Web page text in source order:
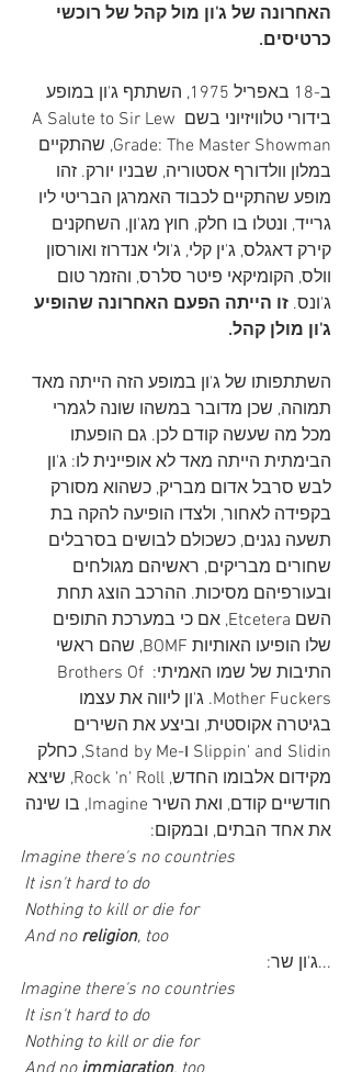
האחרונה של ג'ון מול קהל של רוכשי
כרטיסים.
ב-18 באפריל 1975, השתתף ג'ון במופע
בידורי טלוויזיוני בשם A Salute to Sir Lew
Grade: The Master Showman, שהתקיים
במלון וולדורף אסטוריה, שבניו יורק. זהו
מופע שהתקיים לכבוד האמרגן הבריטי ליו
גרייד, ונטלו בו חלק, חוץ מג'ון, השחקנים
קירק דאגלס, ג'ין קלי, ג'ולי אנדרוז ואורסון
וולס, הקומיקאי פיטר סלרס, והזמר טום
ג'ונס. זו הייתה הפעם האחרונה שהופיע
ג'ון מולן קהל.
השתתפותו של ג'ון במופע הזה הייתה מאד
תמוהה, שכן מדובר במשהו שונה לגמרי
מכל מה שעשה קודם לכן. גם הופעתו
הבימתית הייתה מאד לא אופיינית לו: ג'ון
לבש סרבל אדום מבריק, כשהוא מסורק
בקפידה לאחור, ולצדו הופיעה להקה בת
תשעה נגנים, כשכולם לבושים בסרבלים
שחורים מבריקים, ראשיהם מגולחים
ובעורפיהם מסיכות. ההרכב הוצג תחת
השם Etcetera, אם כי במערכת התופים
שלו הופיעו האותיות BOMF, שהם ראשי
התיבות של שמו האמיתי: Brothers Of
Mother Fuckers. ג'ון ליווה את עצמו
בגיטרה אקוסטית, וביצע את השירים
Slippin' and Slidin ו-Stand by Me, כחלק
מקידום אלבומו החדש, Rock 'n' Roll, שיצא
חודשיים קודם, ואת השיר Imagine, בו שינה
את אחד הבתים, ובמקום:
Imagine there's no countries
It isn't hard to do
Nothing to kill or die for
And no religion, too
...ג'ון שר:
Imagine there's no countries
It isn't hard to do
Nothing to kill or die for